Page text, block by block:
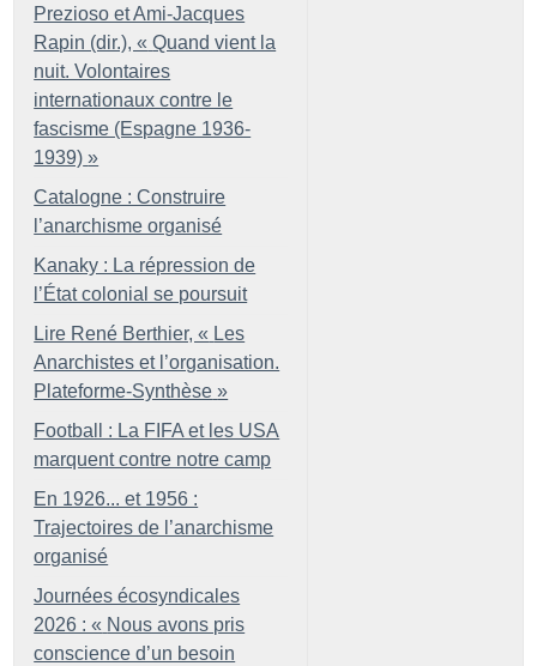
Prezioso et Ami-Jacques
Rapin (dir.), « Quand vient la
nuit. Volontaires
internationaux contre le
fascisme (Espagne 1936-
1939) »
Catalogne : Construire
l’anarchisme organisé
Kanaky : La répression de
l’État colonial se poursuit
Lire René Berthier, « Les
Anarchistes et l’organisation.
Plateforme-Synthèse »
Football : La FIFA et les USA
marquent contre notre camp
En 1926... et 1956 :
Trajectoires de l’anarchisme
organisé
Journées écosyndicales
2026 : « Nous avons pris
conscience d’un besoin